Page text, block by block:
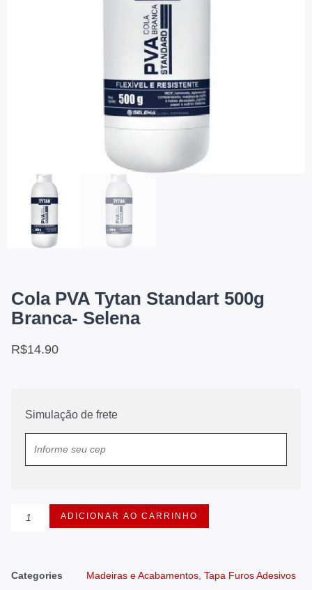
Cola PVA Tytan Standart 500g
Branca- Selena
R$14.90
Simulação de frete
ADICIONAR AO CARRINHO
Categories Madeiras e Acabamentos, Tapa Furos Adesivos